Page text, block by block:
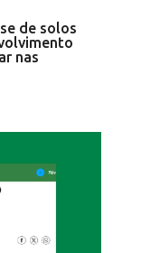
de solos
nas